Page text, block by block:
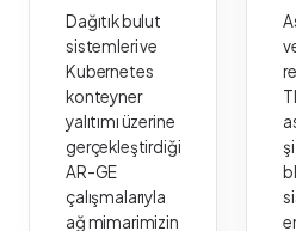
Dağıtık bulut
sistemleri ve
Kubernetes
konteyner
yalıtımı üzerine
gerçekleştirdiği
AR-GE
çalışmalarıyla
ağ mimarimizin